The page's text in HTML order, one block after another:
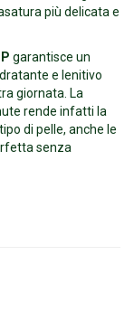
più delicata e
garantisce un
e lenitivo
giornata. La
rende infatti la
di pelle, anche le
senza